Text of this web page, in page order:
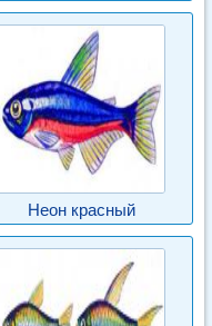
Неон красный